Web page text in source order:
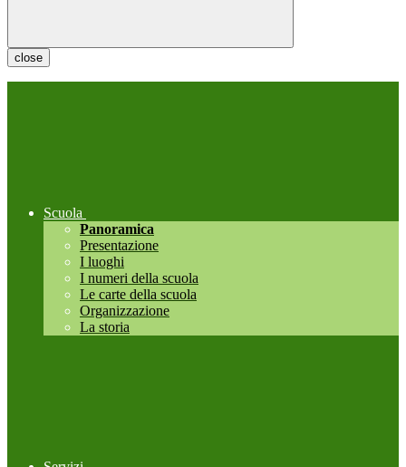
close
Scuola
Panoramica
Presentazione
I luoghi
I numeri della scuola
Le carte della scuola
Organizzazione
La storia